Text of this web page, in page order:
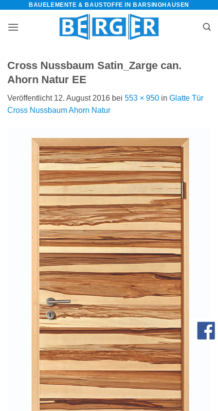
springen
BAUELEMENTE & BAUSTOFFE IN BARSINGHAUSEN
Cross Nussbaum Satin_Zarge can.
Ahorn Natur EE
Veröffentlicht 12. August 2016 bei 553 × 950 in Glatte Tür
Cross Nussbaum Ahorn Natur
da/7396d191548d7bebea1ee96e2c08/